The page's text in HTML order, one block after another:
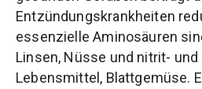
Entzündungskrankheiten
essenzielle Aminosäuren
Linsen, Nüsse und nitrit-
Lebensmittel, Blattgemüse.